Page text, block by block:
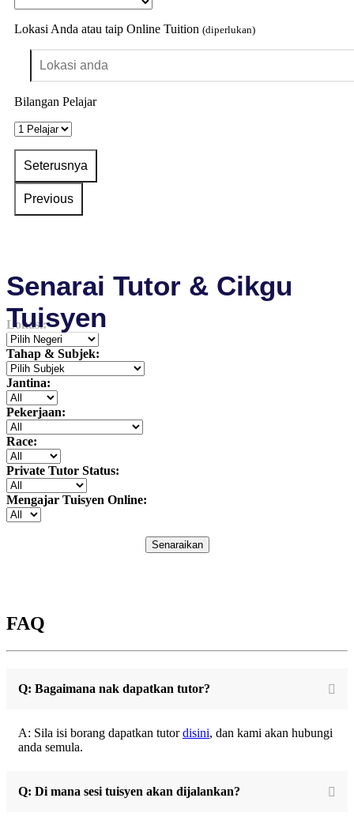
Lokasi Anda atau taip Online Tuition (diperlukan)
Bilangan Pelajar
Senarai Tutor & Cikgu
Tuisyen
Lokasi:
Tahap & Subjek:
Jantina:
Pekerjaan:
Race:
Private Tutor Status:
Mengajar Tuisyen Online:
Senaraikan
FAQ
Q: Bagaimana nak dapatkan tutor?
A: Sila isi borang dapatkan tutordisini, dan kami akan hubungi
anda semula.
Q: Di mana sesi tuisyen akan dijalankan?